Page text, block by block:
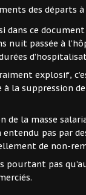
des départs
dans ce
nuit passée à
explosif,
à la suppression
de la masse
entendu pas par
de non-
pourtant pas